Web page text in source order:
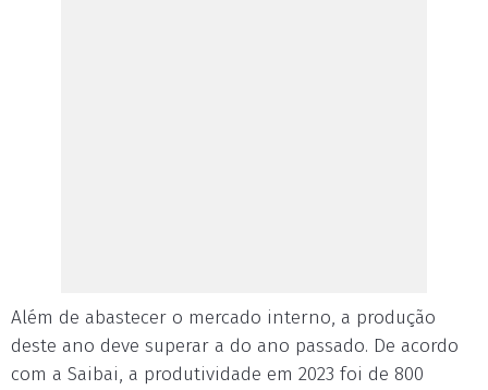
Além de abastecer o mercado interno, a produção
deste ano deve superar a do ano passado. De acordo
com a Saibai, a produtividade em 2023 foi de 800